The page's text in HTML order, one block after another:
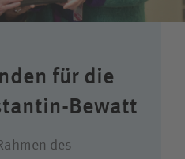
für die
Bewatt
des